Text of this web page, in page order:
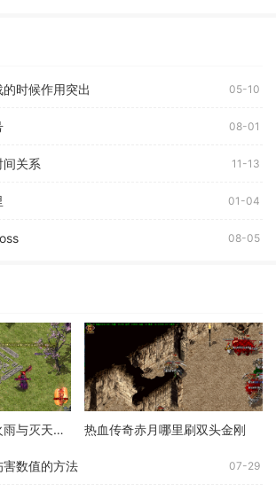
时候作用突出 05-10
08-01
关系 11-13
01-04
08-05
热血传奇法师流星火雨与灭天火伤害哪个高 热血传奇赤月哪里刷双头金刚
数值的方法 07-29